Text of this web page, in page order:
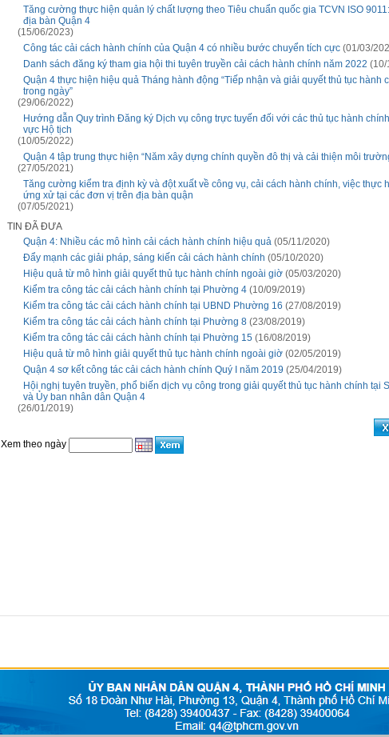
Tăng cường thực hiện quản lý chất lượng theo Tiêu chuẩn quốc gia TCVN ISO
địa bàn Quận 4
(15/06/2023)
Công tác cải cách hành chính của Quận 4 có nhiều bước chuyển tích cực(01/03/
Danh sách đăng ký tham gia hội thi tuyên truyền cải cách hành chính năm 2022 (10/
Quận 4 thực hiện hiệu quả Tháng hành động “Tiếp nhận và giải quyết thủ tục hành
trong ngày”
(29/06/2022)
Hướng dẫn Quy trình Đăng ký Dịch vụ công trực tuyến đối với các thủ tục hành
vực Hộ tịch
(10/05/2022)
Quận 4 tập trung thực hiện “Năm xây dựng chính quyền đô thị và cải thiện môi
(27/05/2021)
Tăng cường kiểm tra định kỳ và đột xuất về công vụ, cải cách hành chính, việc thực
ứng xử tại các đơn vị trên địa bàn quận
(07/05/2021)
TIN ĐÃ ĐƯA
Quận 4: Nhiều các mô hình cải cách hành chính hiệu quả(05/11/2020)
Đẩy mạnh các giải pháp, sáng kiến cải cách hành chính (05/10/2020)
Hiệu quả từ mô hình giải quyết thủ tục hành chính ngoài giờ(05/03/2020)
Kiểm tra công tác cải cách hành chính tại Phường 4(10/09/2019)
Kiểm tra công tác cải cách hành chính tại UBND Phường 16 (27/08/2019)
Kiểm tra công tác cải cách hành chính tại Phường 8(23/08/2019)
Kiểm tra công tác cải cách hành chính tại Phường 15(16/08/2019)
Hiệu quả từ mô hình giải quyết thủ tục hành chính ngoài giờ(02/05/2019)
Quận 4 sơ kết công tác cải cách hành chính Quý I năm 2019 (25/04/2019)
Hội nghị tuyên truyền, phổ biến dịch vụ công trong giải quyết thủ tục hành chính tại
và Ủy ban nhân dân Quận 4
(26/01/2019)
Xem theo ngày